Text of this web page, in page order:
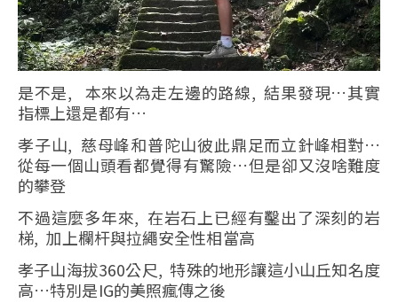
是不是, 本來以為走左邊的路線, 結果發現…其實
指標上還是都有…
孝子山, 慈母峰和普陀山彼此鼎足而立針峰相對…
從每一個山頭看都覺得有驚險…但是卻又沒啥難度
的攀登
不過這麼多年來, 在岩石上已經有鑿出了深刻的岩
梯, 加上欄杆與拉繩安全性相當高
孝子山海拔360公尺, 特殊的地形讓這小山丘知名度
高…特別是IG的美照瘋傳之後